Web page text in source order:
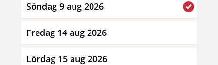
Söndag 9 aug 2026
Fredag 14 aug 2026
Lördag 15 aug 2026